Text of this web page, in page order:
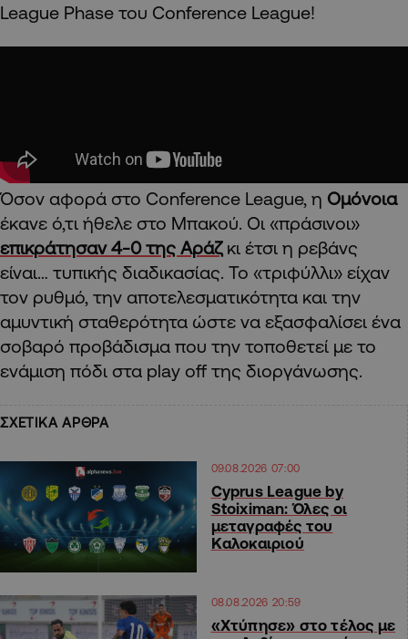
League Phase του Conference League!
Όσον αφορά στο Conference League, η Ομόνοια
έκανε ό,τι ήθελε στο Μπακού. Οι «πράσινοι»
επικράτησαν 4-0 της Αράζκι έτσι η ρεβάνς
είναι… τυπικής διαδικασίας. Το «τριφύλλι» είχαν
τον ρυθμό, την αποτελεσματικότητα και την
αμυντική σταθερότητα ώστε να εξασφαλίσει ένα
σοβαρό προβάδισμα που την τοποθετεί με το
ενάμιση πόδι στα play off της διοργάνωσης.
ΣΧΕΤΙΚΑ ΑΡΘΡΑ
09.08.2026 07:00
Cyprus League by
Stoiximan: Όλες οι
μεταγραφές του
Καλοκαιριού
08.08.2026 20:59
«Χτύπησε» στο τέλος με